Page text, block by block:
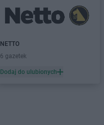
NETTO
6 gazetek
Dodaj do ulubionych